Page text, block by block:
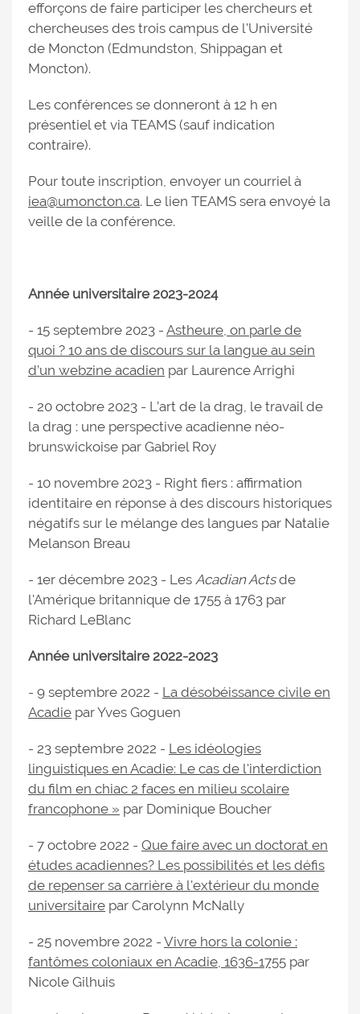
efforçons de faire participer les chercheurs et
chercheuses des trois campus de l'Université
de Moncton (Edmundston, Shippagan et
Moncton).
Les conférences se donneront à 12 h en
présentiel et via TEAMS (sauf indication
contraire).
Pour toute inscription, envoyer un courriel à
iea@umoncton.ca. Le lien TEAMS sera envoyé la
veille de la conférence.
Année universitaire 2023-2024
- 15 septembre 2023 - Astheure, on parle de
quoi ? 10 ans de discours sur la langue au sein
d’un webzine acadien par Laurence Arrighi
- 20 octobre 2023 - L’art de la drag, le travail de
la drag : une perspective acadienne néo-
brunswickoise par Gabriel Roy
- 10 novembre 2023 - Right fiers : affirmation
identitaire en réponse à des discours historiques
négatifs sur le mélange des langues par Natalie
Melanson Breau
- 1er décembre 2023 - Les Acadian Actsde
l'Amérique britannique de 1755 à 1763 par
Richard LeBlanc
Année universitaire 2022-2023
- 9 septembre 2022 - La désobéissance civile en
Acadie par Yves Goguen
- 23 septembre 2022 - Les idéologies
linguistiques en Acadie: Le cas de l'interdiction
du film en chiac 2 faces en milieu scolaire
francophone » par Dominique Boucher
- 7 octobre 2022 - Que faire avec un doctorat en
études acadiennes? Les possibilités et les défis
de repenser sa carrière à l'extérieur du monde
universitaire par Carolynn McNally
- 25 novembre 2022 - Vivre hors la colonie :
fantômes coloniaux en Acadie, 1636-1755 par
Nicole Gilhuis